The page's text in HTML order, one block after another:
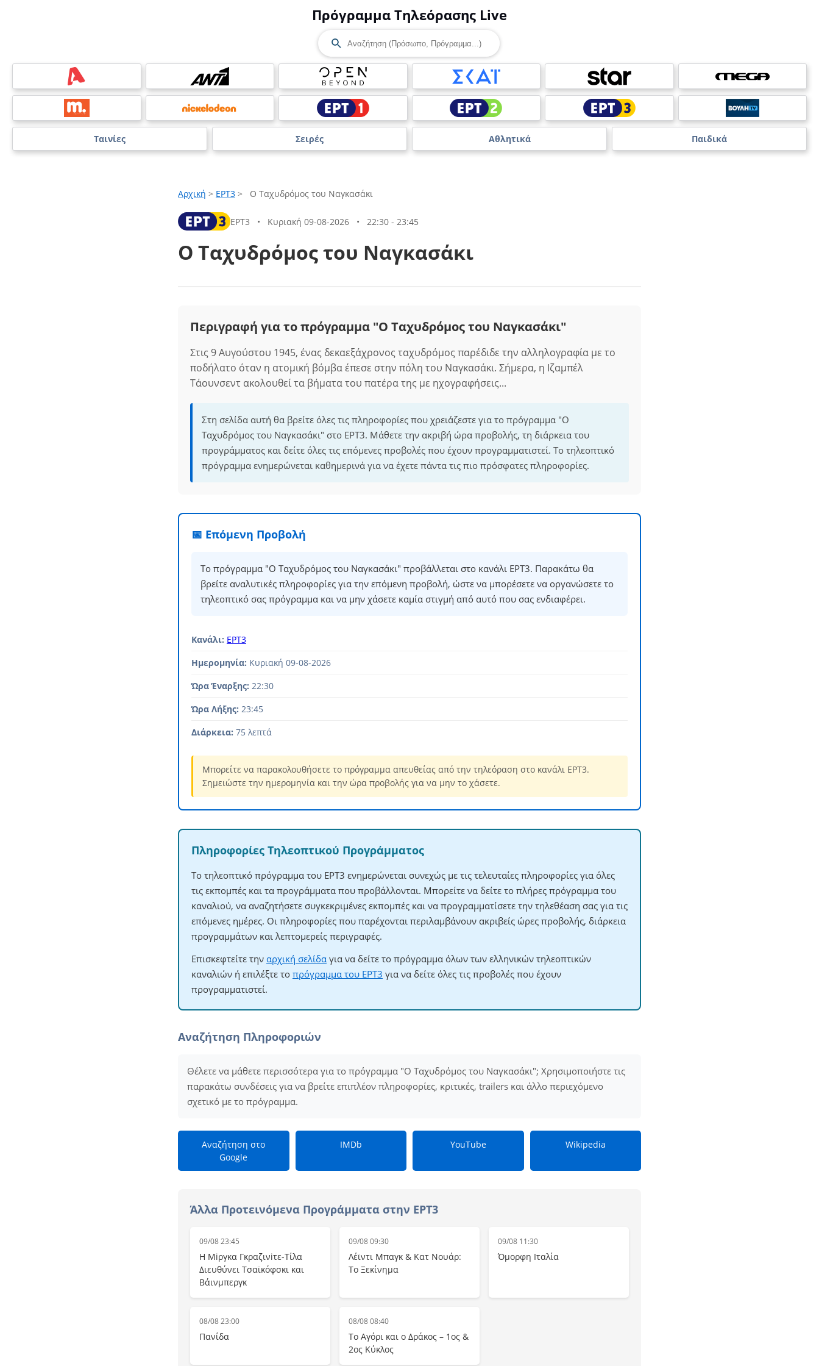
Πρόγραμμα Τηλεόρασης Live
Ταινίες Σειρές Αθλητικά Παιδικά
Αρχική > ΕΡΤ3 > Ο Ταχυδρόμος του Ναγκασάκι
ΕΡΤ3 • Κυριακή 09-08-2026 • 22:30 - 23:45
Ο Ταχυδρόμος του Ναγκασάκι
Περιγραφή για το πρόγραμμα "Ο Ταχυδρόμος του Ναγκασάκι"
Στις 9 Αυγούστου 1945, ένας δεκαεξάχρονος ταχυδρόμος παρέδιδε την αλληλογραφία με το
ποδήλατο όταν η ατομική βόμβα έπεσε στην πόλη του Ναγκασάκι. Σήμερα, η Ιζαμπέλ
Τάουνσεντ ακολουθεί τα βήματα του πατέρα της με ηχογραφήσεις...
Στη σελίδα αυτή θα βρείτε όλες τις πληροφορίες που χρειάζεστε για το πρόγραμμα "Ο
Ταχυδρόμος του Ναγκασάκι" στο ΕΡΤ3. Μάθετε την ακριβή ώρα προβολής, τη διάρκεια του
προγράμματος και δείτε όλες τις επόμενες προβολές που έχουν προγραμματιστεί. Το τηλεοπτικό
πρόγραμμα ενημερώνεται καθημερινά για να έχετε πάντα τις πιο πρόσφατες πληροφορίες.
📅 Επόμενη Προβολή
Το πρόγραμμα "Ο Ταχυδρόμος του Ναγκασάκι" προβάλλεται στο κανάλι ΕΡΤ3. Παρακάτω θα
βρείτε αναλυτικές πληροφορίες για την επόμενη προβολή, ώστε να μπορέσετε να οργανώσετε το
τηλεοπτικό σας πρόγραμμα και να μην χάσετε καμία στιγμή από αυτό που σας ενδιαφέρει.
Κανάλι: ΕΡΤ3
Ημερομηνία: Κυριακή 09-08-2026
Ώρα Έναρξης: 22:30
Ώρα Λήξης: 23:45
Διάρκεια: 75 λεπτά
Μπορείτε να παρακολουθήσετε το πρόγραμμα απευθείας από την τηλεόραση στο κανάλι ΕΡΤ3.
Σημειώστε την ημερομηνία και την ώρα προβολής για να μην το χάσετε.
Πληροφορίες Τηλεοπτικού Προγράμματος
Το τηλεοπτικό πρόγραμμα του ΕΡΤ3 ενημερώνεται συνεχώς με τις τελευταίες πληροφορίες για όλες
τις εκπομπές και τα προγράμματα που προβάλλονται. Μπορείτε να δείτε το πλήρες πρόγραμμα του
καναλιού, να αναζητήσετε συγκεκριμένες εκπομπές και να προγραμματίσετε την τηλεθέαση σας για τις
επόμενες ημέρες. Οι πληροφορίες που παρέχονται περιλαμβάνουν ακριβείς ώρες προβολής, διάρκεια
προγραμμάτων και λεπτομερείς περιγραφές.
Επισκεφτείτε την αρχική σελίδα για να δείτε το πρόγραμμα όλων των ελληνικών τηλεοπτικών
καναλιών ή επιλέξτε το πρόγραμμα του ΕΡΤ3 για να δείτε όλες τις προβολές που έχουν
προγραμματιστεί.
Αναζήτηση Πληροφοριών
Θέλετε να μάθετε περισσότερα για το πρόγραμμα "Ο Ταχυδρόμος του Ναγκασάκι"; Χρησιμοποιήστε τις
παρακάτω συνδέσεις για να βρείτε επιπλέον πληροφορίες, κριτικές, trailers και άλλο περιεχόμενο
σχετικό με το πρόγραμμα.
Αναζήτηση στο
Google
IMDb YouTube Wikipedia
Άλλα Προτεινόμενα Προγράμματα στην ΕΡΤ3
09/08 23:45
Η Μiργκα Γκραζινiτε-Τίλα
Διευθύνει Τσαϊκόφσκι και
Βάινμπεργκ
09/08 09:30
Λέϊντι Μπαγκ & Κατ Νουάρ:
Το Ξεκίνημα
09/08 11:30
Όμορφη Ιταλία
08/08 23:00
Πανίδα
08/08 08:40
Το Αγόρι και ο Δράκος – 1ος &
2ος Κύκλος